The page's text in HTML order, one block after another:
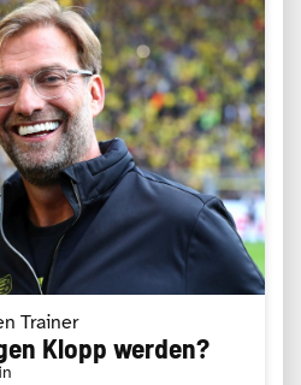
Trainer
Klopp werden?